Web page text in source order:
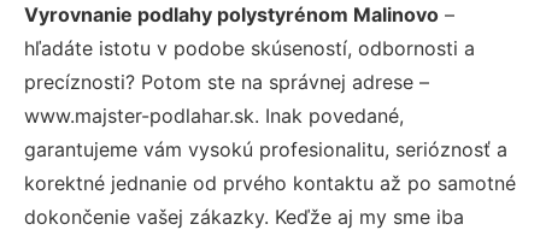
Vyrovnanie podlahy polystyrénom Malinovo –
hľadáte istotu v podobe skúseností, odbornosti a
precíznosti? Potom ste na správnej adrese –
www.majster-podlahar.sk. Inak povedané,
garantujeme vám vysokú profesionalitu, serióznosť a
korektné jednanie od prvého kontaktu až po samotné
dokončenie vašej zákazky. Keďže aj my sme iba